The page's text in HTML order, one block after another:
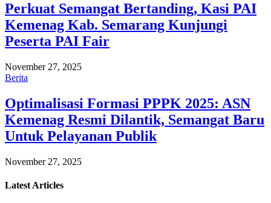
Perkuat Semangat Bertanding, Kasi PAI
Kemenag Kab. Semarang Kunjungi
Peserta PAI Fair
November 27, 2025
Berita
Optimalisasi Formasi PPPK 2025: ASN
Kemenag Resmi Dilantik, Semangat Baru
Untuk Pelayanan Publik
November 27, 2025
Latest Articles